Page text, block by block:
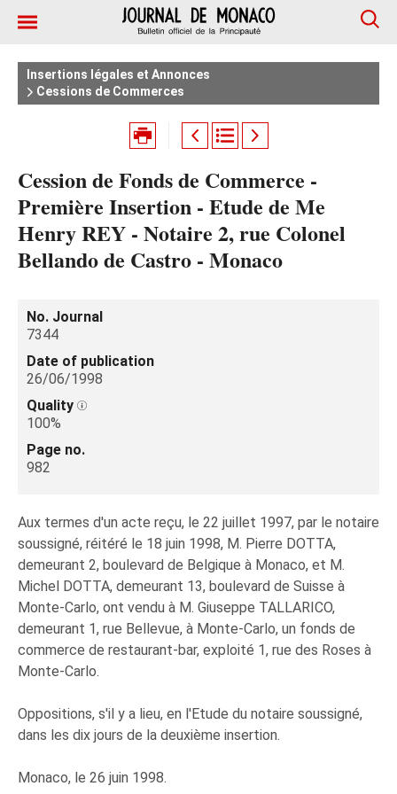
Insertions légales et Annonces
Cessions de Commerces
Cession de Fonds de Commerce -
Première Insertion - Etude de Me
Henry REY - Notaire 2, rue Colonel
Bellando de Castro - Monaco
No. Journal
7344
Date of publication
26/06/1998
Quality
100%
Page no.
982
Aux termes d'un acte reçu, le 22 juillet 1997, par le notaire
soussigné, réitéré le 18 juin 1998, M. Pierre DOTTA,
demeurant 2, boulevard de Belgique à Monaco, et M.
Michel DOTTA, demeurant 13, boulevard de Suisse à
Monte-Carlo, ont vendu à M. Giuseppe TALLARICO,
demeurant 1, rue Bellevue, à Monte-Carlo, un fonds de
commerce de restaurant-bar, exploité 1, rue des Roses à
Monte-Carlo.
Oppositions, s'il y a lieu, en l'Etude du notaire soussigné,
dans les dix jours de la deuxième insertion.
Monaco, le 26 juin 1998.